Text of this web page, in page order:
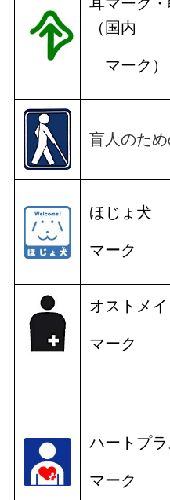
耳マーク
（国内
マーク）
盲人のた
ほじょ犬
マーク
オストメイ
マーク
ハートプラ
マーク